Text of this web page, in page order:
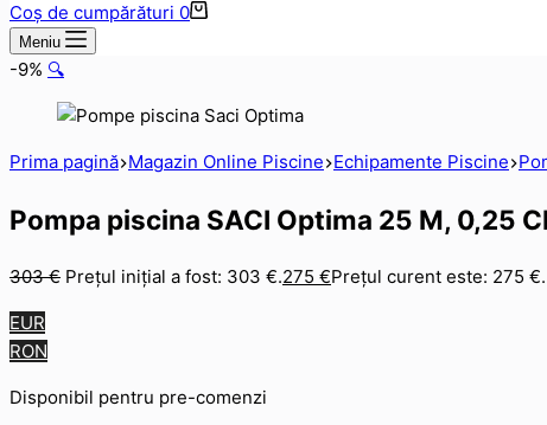
Coș de cumpărături 0
Meniu
-9% 🔍
Prima pagină Magazin Online Piscine Echipamente Piscine
Pompa piscina SACI Optima 25 M, 0,25
303€ Prețul inițial a fost: 303 €.275 €Prețul curent este: 275 €.
EUR
RON
Disponibil pentru pre-comenzi